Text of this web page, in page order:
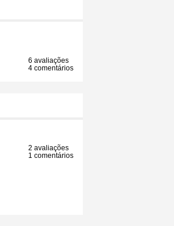
6 avaliações
4 comentários
2 avaliações
1 comentários